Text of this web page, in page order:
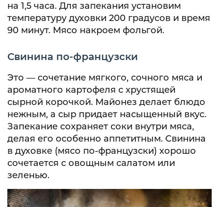
на 1,5 часа. Для запекания установим
температуру духовки 200 градусов и время
90 минут. Мясо накроем фольгой.
Свинина по-французски
Это — сочетание мягкого, сочного мяса и
ароматного картофеля с хрустящей
сырной корочкой. Майонез делает блюдо
нежным, а сыр придает насыщенный вкус.
Запекание сохраняет соки внутри мяса,
делая его особенно аппетитным. Свинина
в духовке (мясо по-французски) хорошо
сочетается с овощным салатом или
зеленью.